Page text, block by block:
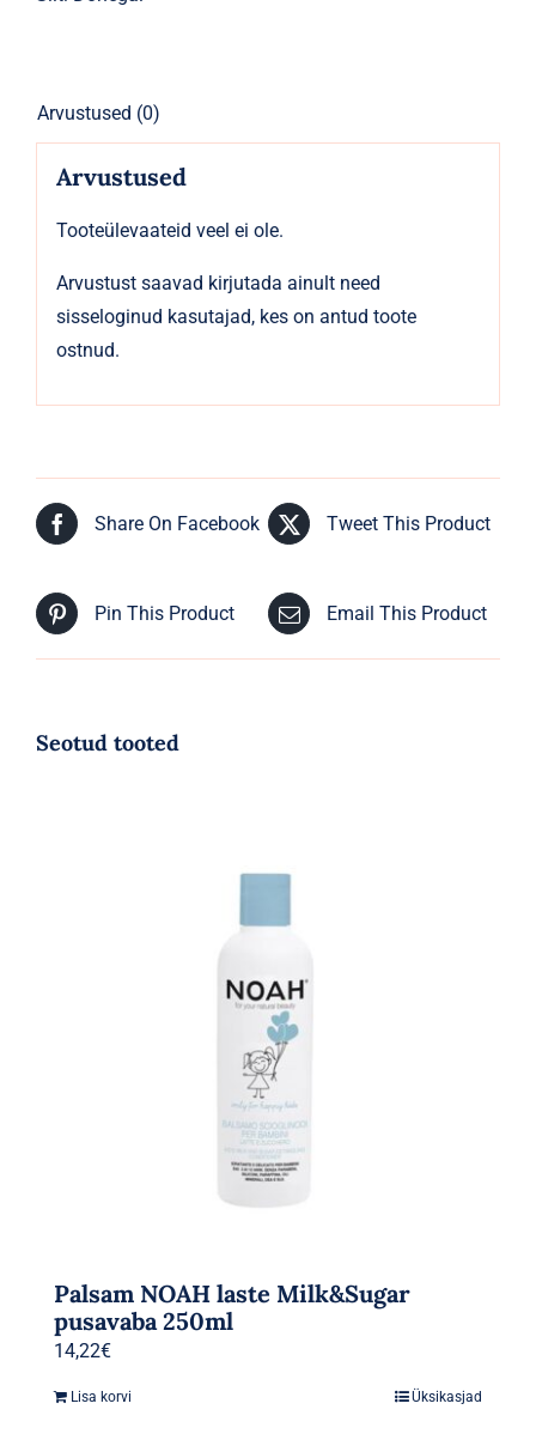
Arvustused (0)
Arvustused
Tooteülevaateid veel ei ole.
Arvustust saavad kirjutada ainult need
sisseloginud kasutajad, kes on antud toote
ostnud.
Share On Facebook Tweet This Product
Pin This Product Email This Product
Seotud tooted
Palsam NOAH laste Milk&Sugar
pusavaba 250ml
14,22€
Lisa korvi Üksikasjad